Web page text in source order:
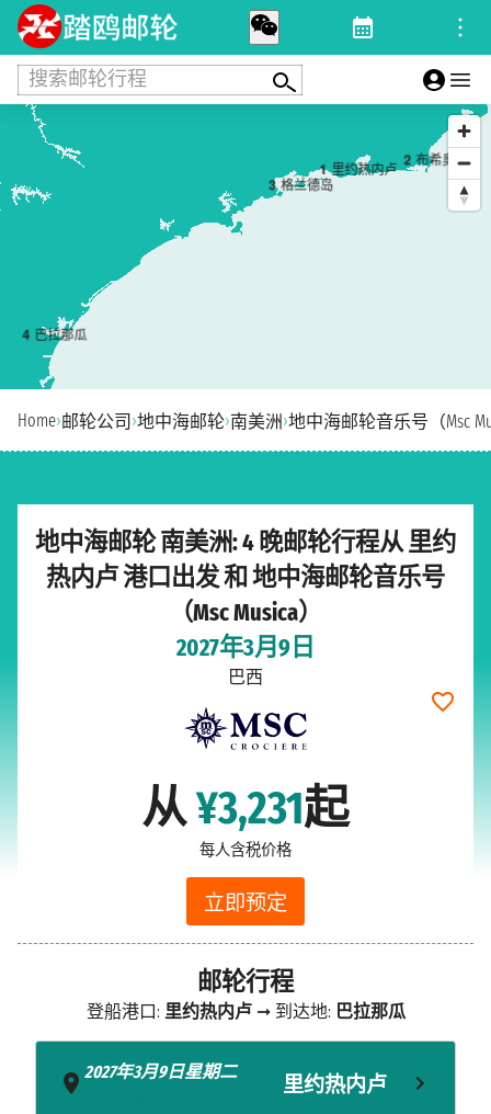
搜索邮轮行程
1 里约热内卢 2 布希奥斯
3 格兰德岛
4 巴拉那瓜
Home›邮轮公司 ›地中海邮轮›南美洲›地中海邮轮音乐号（Msc
地中海邮轮 南美洲: 4 晚邮轮行程从 里约
热内卢 港口出发 和 地中海邮轮音乐号
（Msc Musica）
2027年3月9日
巴西
从¥3,231起
每人含税价格
立即预定
邮轮行程
登船港口: 里约热内卢➞ 到达地: 巴拉那瓜
2027年3月9日星期二
里约热内卢